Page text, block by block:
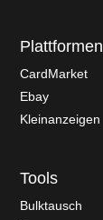
Plattformen
CardMarket
Ebay
Kleinanzeigen
Tools
Bulktausch